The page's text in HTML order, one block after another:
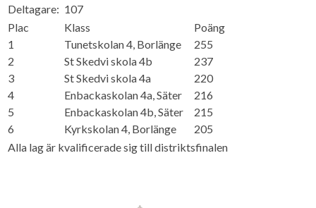
Deltagare: 107
Plac
Klass
Poäng
1
Tunetskolan 4, Borlänge
255
2
St Skedvi skola 4b
237
3
St Skedvi skola 4a
220
4
Enbackaskolan 4a, Säter
216
5
Enbackaskolan 4b, Säter
215
6
Kyrkskolan 4, Borlänge
205
Alla lag är kvalificerade sig till distriktsfinalen